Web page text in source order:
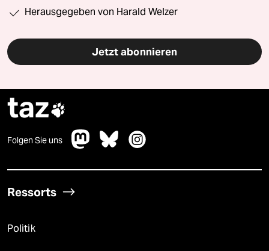
Herausgegeben von Harald Welzer
Jetzt abonnieren
taz
Folgen Sie uns
Ressorts
Politik